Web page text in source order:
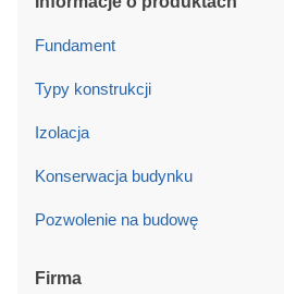
Fundament
Typy konstrukcji
Izolacja
Konserwacja budynku
Pozwolenie na budowę
Firma